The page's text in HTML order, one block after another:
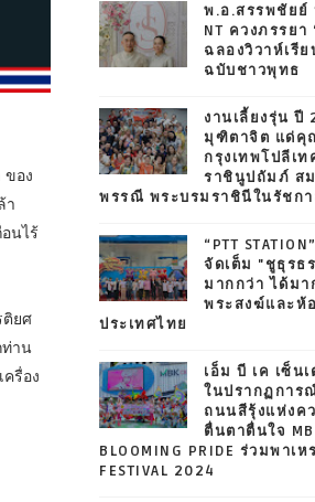
ของ
า
นไร้
ติยศ
ท่าน
รื่อง
พ.อ.สรรพชัยย์
NT ควงภรรย
ฉลองวิวาห์เรี
ฉบับชาวพุทธ
งานเลี้ยงรุ่น ปี
มุฑิตาจิต แด่คุ
กรุงเทพโปลีเ
ราชินูปถัมภ์ สม
พรรณี พระบรมราชินีในรัชก
“PTT
จัดเต็ม "ชูธุรธ
มากกว่า ได้มา
พระสงฆ์และห้
ประเทศไทย
เอ็ม บี เค เซ็น
ในปรากฏการ
ถนนสีรุ้งแห่งค
ตื่นตาตื่นใจ
BLOOMING PRIDE ร่วมพาเห
FESTIVAL 2024